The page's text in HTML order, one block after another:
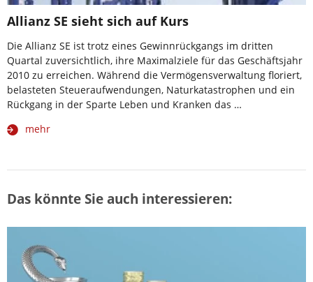
Allianz SE sieht sich auf Kurs
Die Allianz SE ist trotz eines Gewinnrückgangs im dritten
Quartal zuversichtlich, ihre Maximalziele für das Geschäftsjahr
2010 zu erreichen. Während die Vermögensverwaltung floriert,
belasteten Steueraufwendungen, Naturkatastrophen und ein
Rückgang in der Sparte Leben und Kranken das …
mehr
Das könnte Sie auch interessieren: